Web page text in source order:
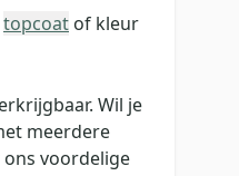
topcoat of kleur
Wil je
meerdere
voordelige